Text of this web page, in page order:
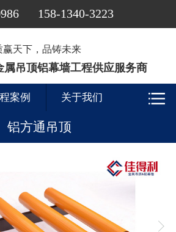
158-1340-3223
赢天下，品铸未来
属吊顶铝幕墙工程供应服务商
案例 关于我们
铝方通吊顶